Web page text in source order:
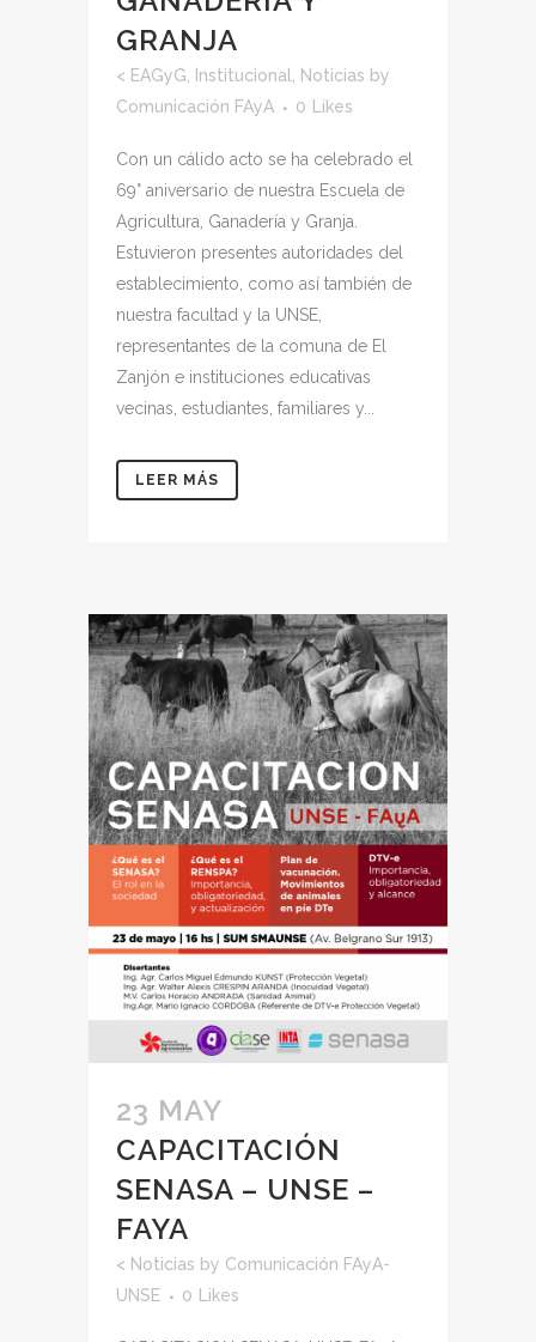
GRANJA
< EAGyG Institucional Noticias by
Comunicación FAyA
0 Likes
Con un cálido acto se ha celebrado el
69° aniversario de nuestra Escuela de
Agricultura, Ganadería y Granja.
Estuvieron presentes autoridades del
establecimiento, como así también de
nuestra facultad y la UNSE,
representantes de la comuna de El
Zanjón e instituciones educativas
vecinas, estudiantes, familiares y...
LEER MÁS
23 MAY
CAPACITACIÓN
SENASA – UNSE –
FAYA
< Noticias by Comunicación FAyA-
UNSE
0 Likes